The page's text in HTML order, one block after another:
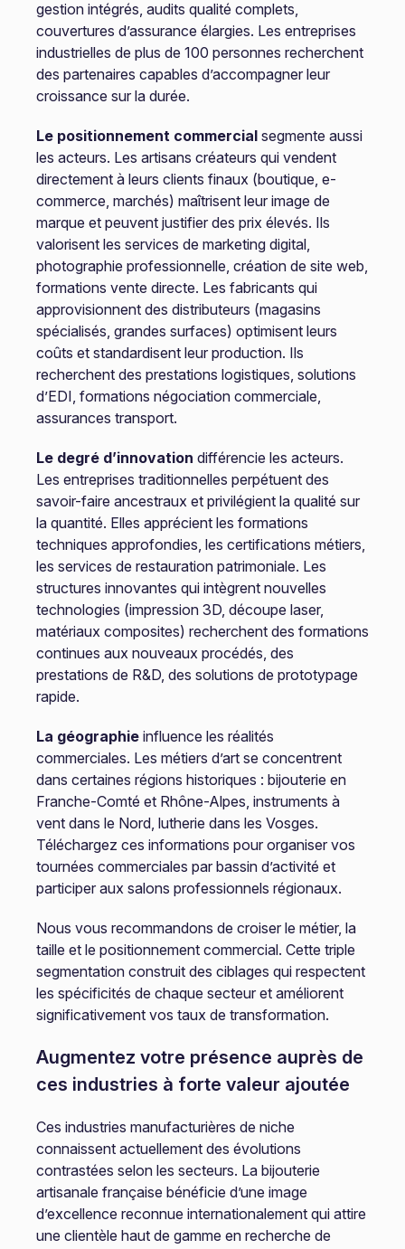
gestion intégrés, audits qualité complets,
couvertures d’assurance élargies. Les entreprises
industrielles de plus de 100 personnes recherchent
des partenaires capables d’accompagner leur
croissance sur la durée.
Le positionnement commercialsegmente aussi
les acteurs. Les artisans créateurs qui vendent
directement à leurs clients finaux (boutique, e-
commerce, marchés) maîtrisent leur image de
marque et peuvent justifier des prix élevés. Ils
valorisent les services de marketing digital,
photographie professionnelle, création de site web,
formations vente directe. Les fabricants qui
approvisionnent des distributeurs (magasins
spécialisés, grandes surfaces) optimisent leurs
coûts et standardisent leur production. Ils
recherchent des prestations logistiques, solutions
d’EDI, formations négociation commerciale,
assurances transport.
Le degré d’innovation différencie les acteurs.
Les entreprises traditionnelles perpétuent des
savoir-faire ancestraux et privilégient la qualité sur
la quantité. Elles apprécient les formations
techniques approfondies, les certifications métiers,
les services de restauration patrimoniale. Les
structures innovantes qui intègrent nouvelles
technologies (impression 3D, découpe laser,
matériaux composites) recherchent des formations
continues aux nouveaux procédés, des
prestations de R&D, des solutions de prototypage
rapide.
La géographieinfluence les réalités
commerciales. Les métiers d’art se concentrent
dans certaines régions historiques : bijouterie en
Franche-Comté et Rhône-Alpes, instruments à
vent dans le Nord, lutherie dans les Vosges.
Téléchargez ces informations pour organiser vos
tournées commerciales par bassin d’activité et
participer aux salons professionnels régionaux.
Nous vous recommandons de croiser le métier, la
taille et le positionnement commercial. Cette triple
segmentation construit des ciblages qui respectent
les spécificités de chaque secteur et améliorent
significativement vos taux de transformation.
Augmentez votre présence auprès de
ces industries à forte valeur ajoutée
Ces industries manufacturières de niche
connaissent actuellement des évolutions
contrastées selon les secteurs. La bijouterie
artisanale française bénéficie d’une image
d’excellence reconnue internationalement qui attire
une clientèle haut de gamme en recherche de